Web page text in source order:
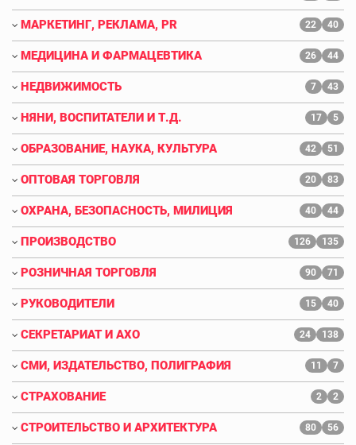
МАРКЕТИНГ, РЕКЛАМА, PR 40
22
МЕДИЦИНА И ФАРМАЦЕВТИКА 44
26
НЕДВИЖИМОСТЬ 43
7
НЯНИ, ВОСПИТАТЕЛИ И Т.Д. 5
17
ОБРАЗОВАНИЕ, НАУКА, КУЛЬТУРА 51
42
ОПТОВАЯ ТОРГОВЛЯ 83
20
ОХРАНА, БЕЗОПАСНОСТЬ, МИЛИЦИЯ 44
40
ПРОИЗВОДСТВО 135
126
РОЗНИЧНАЯ ТОРГОВЛЯ 71
90
РУКОВОДИТЕЛИ 40
15
СЕКРЕТАРИАТ И АХО 138
24
СМИ, ИЗДАТЕЛЬСТВО, ПОЛИГРАФИЯ 7
11
СТРАХОВАНИЕ 2
2
СТРОИТЕЛЬСТВО И АРХИТЕКТУРА 56
80